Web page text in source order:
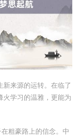
新来源的运转。在临了
火学习的温雅，更能为
粗豪路上的信念。中